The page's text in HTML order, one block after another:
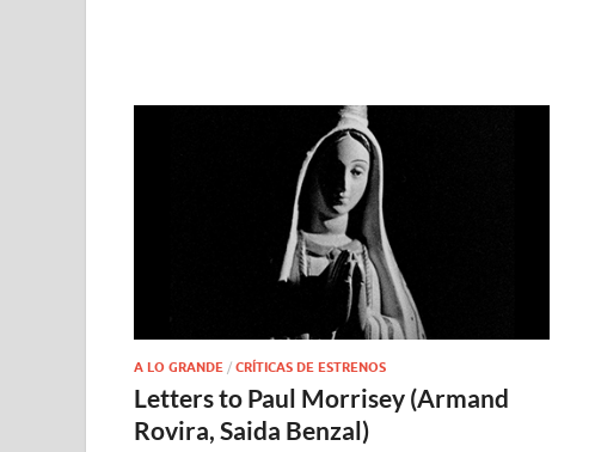
A LO GRANDE / CRÍTICAS DE ESTRENOS
Letters to Paul Morrisey (Armand
Rovira, Saida Benzal)